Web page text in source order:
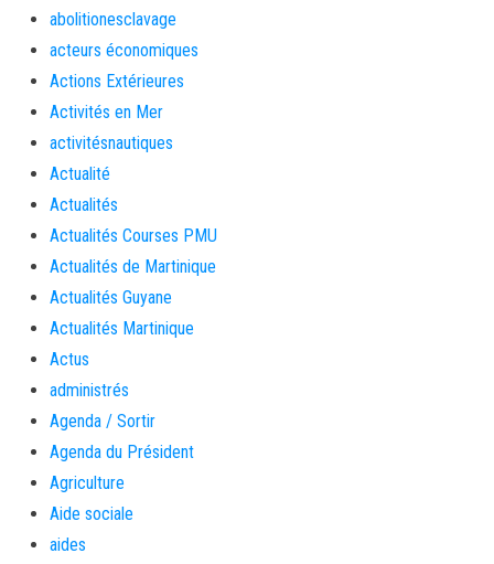
abolitionesclavage
acteurs économiques
Actions Extérieures
Activités en Mer
activitésnautiques
Actualité
Actualités
Actualités Courses PMU
Actualités de Martinique
Actualités Guyane
Actualités Martinique
Actus
administrés
Agenda / Sortir
Agenda du Président
Agriculture
Aide sociale
aides